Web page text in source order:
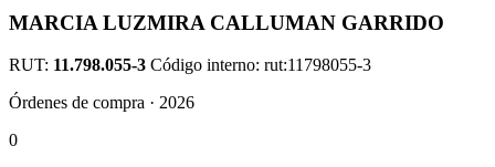
MARCIA LUZMIRA CALLUMAN GARRIDO
RUT: 11.798.055-3 Código interno: rut:11798055-3
Órdenes de compra · 2026
0